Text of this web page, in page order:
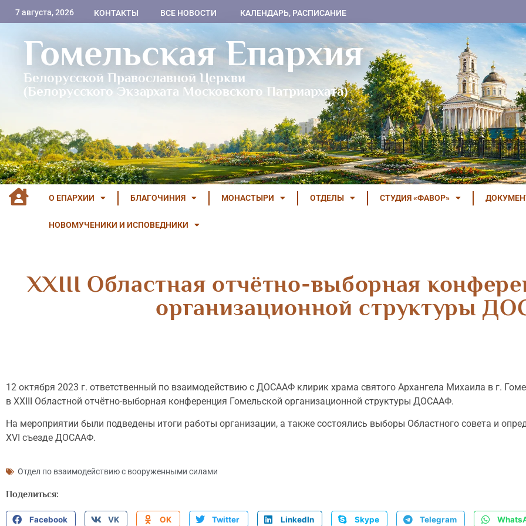
7 августа, 2026 КОНТАКТЫ ВСЕ НОВОСТИ КАЛЕНДАРЬ, РАСПИСАНИЕ
Гомельская Епархия
Белорусской Православной Церкви
(Белорусского Экзархата Московского Патриархата)
О ЕПАРХИИ БЛАГОЧИНИЯ МОНАСТЫРИ ОТДЕЛЫ СТУДИЯ «ФАВОР»
НОВОМУЧЕНИКИ И ИСПОВЕДНИКИ
XXIII Областная отчётно-выборная
организационной структуры
12 октября 2023 г. ответственный по взаимодействию с ДОСААФ клирик храма святого Архангела Михаила в г.
в XXIII Областной отчётно-выборная конференция Гомельской организационной структуры ДОСААФ.
На мероприятии были подведены итоги работы организации, а также состоялись выборы Областного совета и
XVI съезде ДОСААФ.
Отдел по взаимодействию с вооруженными силами
Поделиться:
Facebook VK OK Twitter LinkedIn Skype Telegram